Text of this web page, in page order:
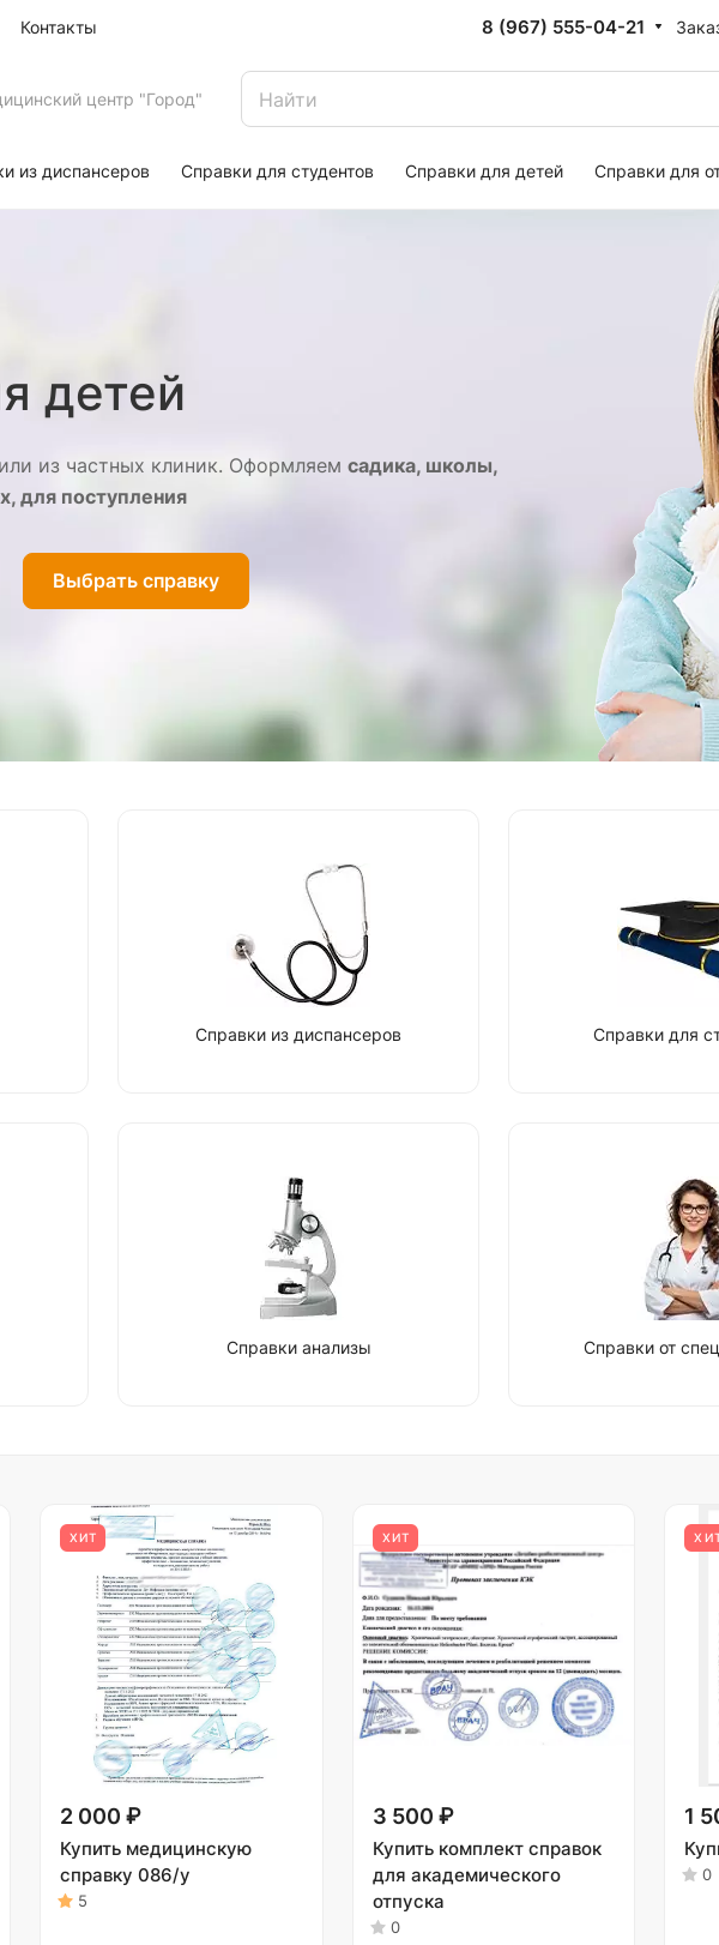
Контакты 8 (967) 555-04-21
центр "Город"
из диспансеров Справки для студентов Справки для детей Справки для
детей
из частных клиник. Оформляем садика, школы,
для поступления
Выбрать справку
Справки из диспансеров Справки для
Справки анализы Справки от
ХИТ
2 000 ₽
Купить медицинскую
справку 086/у
5
ХИТ
3 500 ₽
Купить комплект справок
для академического
отпуска
0
1
0